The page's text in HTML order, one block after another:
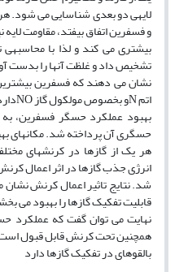
لایهی دو بعدی شناسایی می شود.
و فسفرین اتفاق بیفتد، مقاومت لایه
بیشتری می کند و لذا با محاسبهی
تشخیص داد و غلظت آنها را بدست
نشان می دهند که فسفرین
اتم Nو بخصوص مولکول گاز NOدارد. بمنظور
بهبود عملکرد حسگر فسفرین،
حسگری آن پرداخته شد. مکانهای
هر یک از گازها در کرنشهای
انرژی جذب گازها در اثر اعمال
شد. نتایج تاثیر اعمال کرنش
قابلیت تفکیک گازها را بهبود می
نهایت می توان گفت که عملکرد
همچنین تحت کرنش قابل قبول است
بالقوهای در تفکیک گازها دارد